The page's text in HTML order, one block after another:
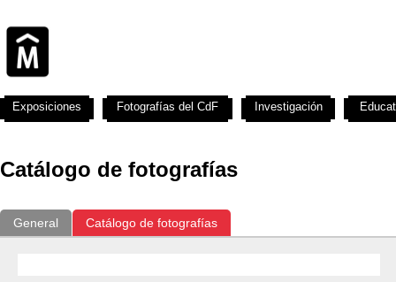
Catálogo de fotografías
General Catálogo de fotografías
Exposiciones Fotografías del CdF Investigación